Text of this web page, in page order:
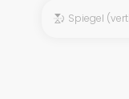
Spiegel